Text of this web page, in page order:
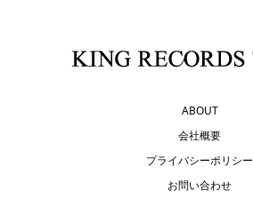
ABOUT
会社概要
プライバシーポリシー
お問い合わせ